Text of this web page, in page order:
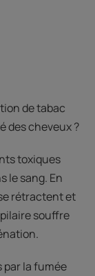
de tabac
des cheveux ?
toxiques
le sang. En
rétractent et
souffre
par la fumée